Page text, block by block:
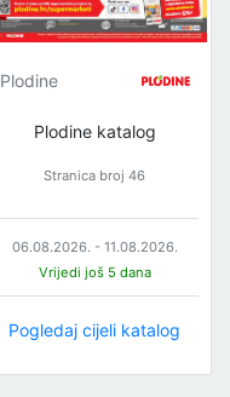
Plodine
Plodine katalog
Stranica broj 46
06.08.2026. - 11.08.2026.
Vrijedi još 5 dana
Pogledaj cijeli katalog